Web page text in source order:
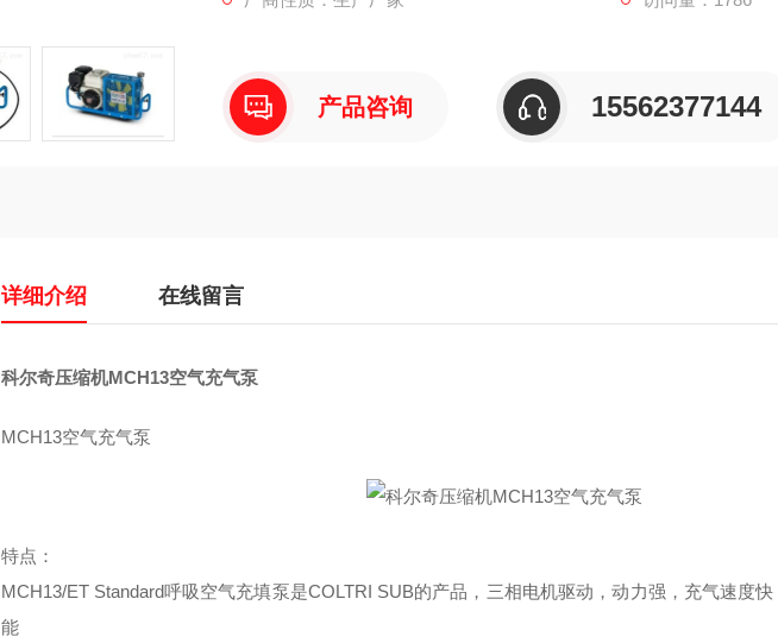
产品咨询 15562377144
详细介绍 在线留言
科尔奇压缩机MCH13空气充气泵
MCH13空气充气泵
特点：
MCH13/ET Standard呼吸空气充填泵是COLTRI SUB的产品，三相电机驱动，动力强，充气速度
能